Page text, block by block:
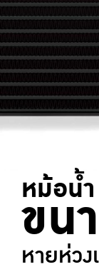
หม้อน้ำ
ขน
หายห่ว